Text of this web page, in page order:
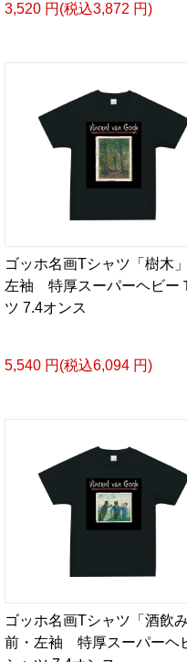
3,520 円(税込3,872 円)
ゴッホ名画Tシャツ「樹木
左袖 特厚スーパーヘビー
ツ 7.4オンス
5,540 円(税込6,094 円)
ゴッホ名画Tシャツ「酒飲み
前・左袖 特厚スーパーヘ